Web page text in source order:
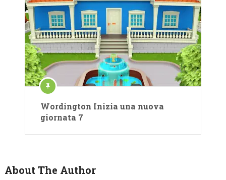
Wordington Inizia una nuova
giornata 7
About The Author